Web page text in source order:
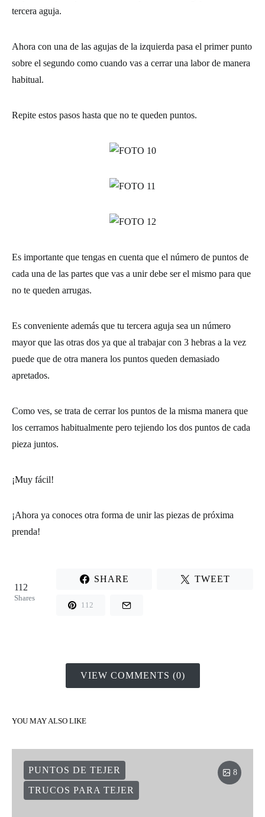
tercera aguja.
Ahora con una de las agujas de la izquierda pasa el primer punto
sobre el segundo como cuando vas a cerrar una labor de manera
habitual.
Repite estos pasos hasta que no te queden puntos.
Es importante que tengas en cuenta que el número de puntos de
cada una de las partes que vas a unir debe ser el mismo para que
no te queden arrugas.
Es conveniente además que tu tercera aguja sea un número
mayor que las otras dos ya que al trabajar con 3 hebras a la vez
puede que de otra manera los puntos queden demasiado
apretados.
Como ves, se trata de cerrar los puntos de la misma manera que
los cerramos habitualmente pero tejiendo los dos puntos de cada
pieza juntos.
¡Muy fácil!
¡Ahora ya conoces otra forma de unir las piezas de próxima
prenda!
112
Shares
SHARE TWEET
112
VIEW COMMENTS (0)
YOU MAY ALSO LIKE
PUNTOS DE TEJER
TRUCOS PARA TEJER
8